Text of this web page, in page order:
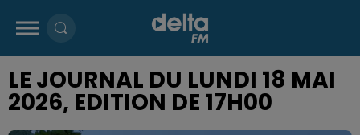
LE JOURNAL DU LUNDI 18 MAI
2026, EDITION DE 17H00